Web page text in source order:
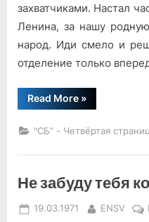
захватчиками. Настал
Ленина, за нашу
народ. Иди смело и
отделение только
Read More“Строки
перед
»
"СБ" - Четвёртая
Не забуду тебя
Posted
19.03.1971 By
ENSV